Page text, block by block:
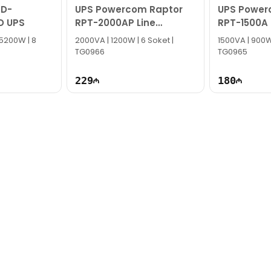
UPS
| 8
UPS Powercom Raptor
RPT-2000AP Line
Interactive Tower
2000VA | 1200W | 6 Soket |
TG0966
229
UPS
RPT-1500A
1500VA |
TG0965
180